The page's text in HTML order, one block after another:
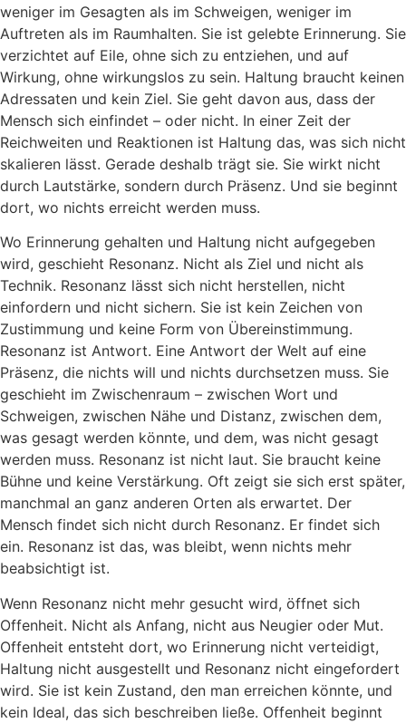
weniger im Gesagten als im Schweigen, weniger im
Auftreten als im Raumhalten. Sie ist gelebte Erinnerung. Sie
verzichtet auf Eile, ohne sich zu entziehen, und auf
Wirkung, ohne wirkungslos zu sein. Haltung braucht keinen
Adressaten und kein Ziel. Sie geht davon aus, dass der
Mensch sich einfindet – oder nicht. In einer Zeit der
Reichweiten und Reaktionen ist Haltung das, was sich nicht
skalieren lässt. Gerade deshalb trägt sie. Sie wirkt nicht
durch Lautstärke, sondern durch Präsenz. Und sie beginnt
dort, wo nichts erreicht werden muss.
Wo Erinnerung gehalten und Haltung nicht aufgegeben
wird, geschieht Resonanz. Nicht als Ziel und nicht als
Technik. Resonanz lässt sich nicht herstellen, nicht
einfordern und nicht sichern. Sie ist kein Zeichen von
Zustimmung und keine Form von Übereinstimmung.
Resonanz ist Antwort. Eine Antwort der Welt auf eine
Präsenz, die nichts will und nichts durchsetzen muss. Sie
geschieht im Zwischenraum – zwischen Wort und
Schweigen, zwischen Nähe und Distanz, zwischen dem,
was gesagt werden könnte, und dem, was nicht gesagt
werden muss. Resonanz ist nicht laut. Sie braucht keine
Bühne und keine Verstärkung. Oft zeigt sie sich erst später,
manchmal an ganz anderen Orten als erwartet. Der
Mensch findet sich nicht durch Resonanz. Er findet sich
ein. Resonanz ist das, was bleibt, wenn nichts mehr
beabsichtigt ist.
Wenn Resonanz nicht mehr gesucht wird, öffnet sich
Offenheit. Nicht als Anfang, nicht aus Neugier oder Mut.
Offenheit entsteht dort, wo Erinnerung nicht verteidigt,
Haltung nicht ausgestellt und Resonanz nicht eingefordert
wird. Sie ist kein Zustand, den man erreichen könnte, und
kein Ideal, das sich beschreiben ließe. Offenheit beginnt